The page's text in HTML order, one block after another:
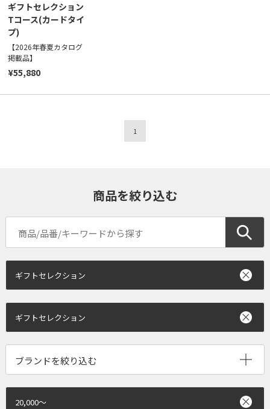
ギフトセレクション
Tコース(カードタイ
プ)
【2026年春夏カタログ
掲載品】
¥55,880
1
商品を絞り込む
ギフトセレクション
ギフトセレクション
ブランドを絞り込む
20,000～